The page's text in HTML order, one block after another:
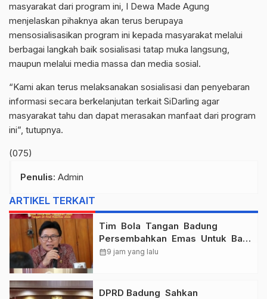
masyarakat dari program ini, I Dewa Made Agung
menjelaskan pihaknya akan terus berupaya
mensosialisasikan program ini kepada masyarakat melalui
berbagai langkah baik sosialisasi tatap muka langsung,
maupun melalui media massa dan media sosial.
“Kami akan terus melaksanakan sosialisasi dan penyebaran
informasi secara berkelanjutan terkait SiDarling agar
masyarakat tahu dan dapat merasakan manfaat dari program
ini”, tutupnya.
(075)
Penulis: Admin
ARTIKEL TERKAIT
Tim Bola Tangan Badung
Persembahkan Emas Untuk Bali
, Taklukkan Jawa Tengah Di
calendar_month9 jam yang lalu
DPRD Badung Sahkan